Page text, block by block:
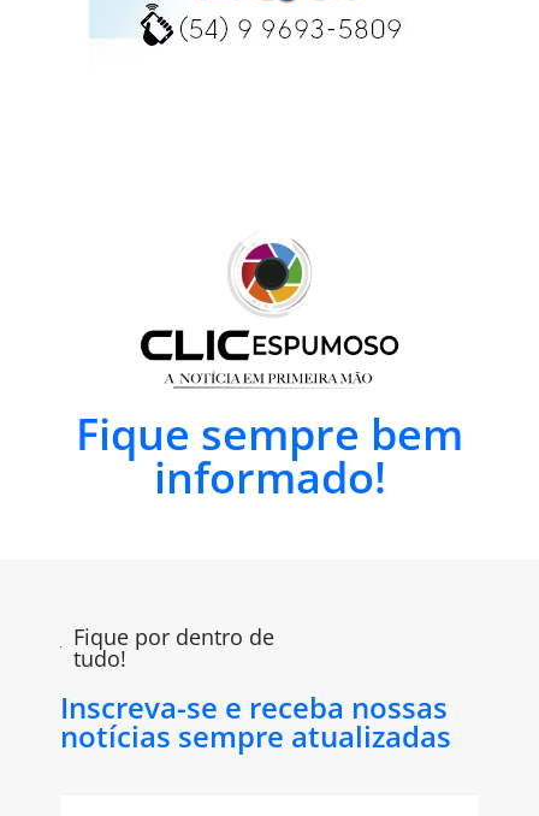
Fique sempre bem
informado!
Fique por dentro de
tudo!
Inscreva-se e receba nossas
notícias sempre atualizadas